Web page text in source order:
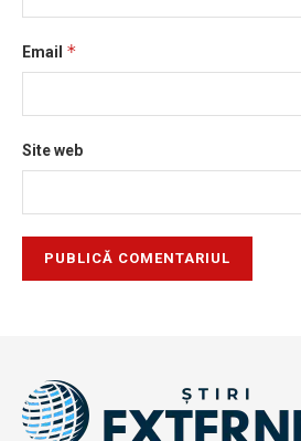
Email *
Site web